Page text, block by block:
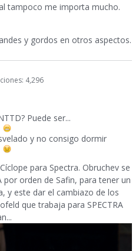
tampoco me importa mucho.
y gordos en otros aspectos.
4,296
Puede ser...
y no consigo dormir
para Spectra. Obruchev se
por orden de Safin, para tener un
y este dar el cambiazo de los
que trabaja para SPECTRA